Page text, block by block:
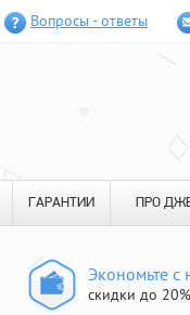
Вопросы - ответы
ГАРАНТИИ ПРО
Экономьте с
скидки до